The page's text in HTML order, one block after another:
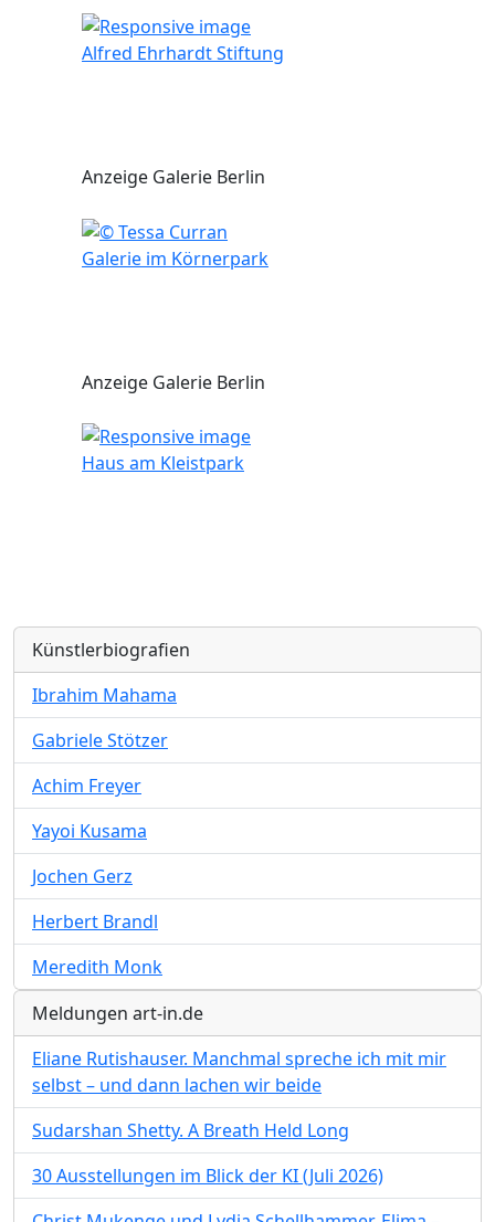
Alfred Ehrhardt Stiftung
Anzeige Galerie Berlin
Galerie im Körnerpark
Anzeige Galerie Berlin
Haus am Kleistpark
Künstlerbiografien
Ibrahim Mahama
Gabriele Stötzer
Achim Freyer
Yayoi Kusama
Jochen Gerz
Herbert Brandl
Meredith Monk
Meldungen art-in.de
Eliane Rutishauser. Manchmal spreche ich mit mir
selbst – und dann lachen wir beide
Sudarshan Shetty. A Breath Held Long
30 Ausstellungen im Blick der KI (Juli 2026)